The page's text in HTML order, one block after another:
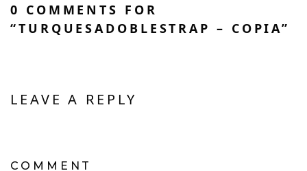
0 COMMENTS FOR
“TURQUESADOBLESTRAP – COPIA”
LEAVE A REPLY
COMMENT